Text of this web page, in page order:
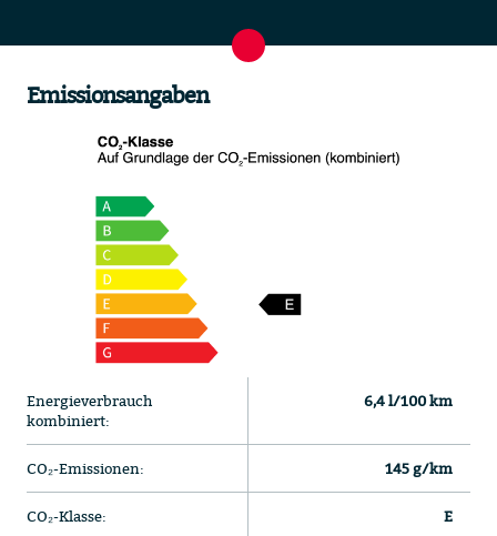
Emissionsangaben
Energieverbrauch
kombiniert:
6,4 l/100 km
CO₂-Emissionen: 145 g/km
CO₂-Klasse: E